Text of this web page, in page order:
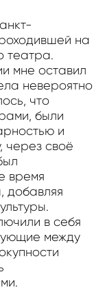
на
театра.
мне оставил
невероятно
что
были
и
через своё
время
добавляя
в себя
между